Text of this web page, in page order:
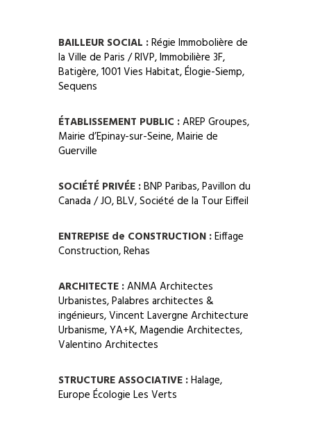
BAILLEUR SOCIAL :Régie Immobolière de
la Ville de Paris / RIVP, Immobilière 3F,
Batigère, 1001 Vies Habitat, Élogie-Siemp,
Sequens
ÉTABLISSEMENT PUBLIC :AREP Groupes,
Mairie d’Epinay-sur-Seine, Mairie de
Guerville
SOCIÉTÉ PRIVÉE :BNP Paribas, Pavillon du
Canada / JO, BLV, Société de la Tour Eiffeil
ENTREPISE de CONSTRUCTION :Eiffage
Construction, Rehas
ARCHITECTE :ANMA Architectes
Urbanistes, Palabres architectes &
ingénieurs, Vincent Lavergne Architecture
Urbanisme, YA+K, Magendie Architectes,
Valentino Architectes
STRUCTURE ASSOCIATIVE :Halage,
Europe Écologie Les Verts